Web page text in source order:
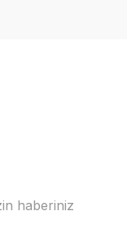
haberiniz